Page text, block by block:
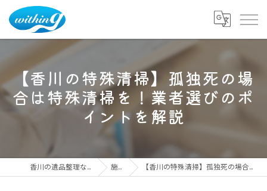
【香川の特殊清掃】孤独死の場
合は特殊清掃を！業者選びのポ
イントを解説
香川の遺品整理ならウィズイング株式会社 施工事例 【香川の特殊清掃】孤独死の場合は特殊清掃を！業者選びのポイントを解説